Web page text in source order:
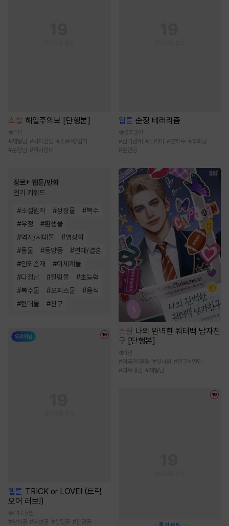
소설 해일주의보 [단행본]
1천
# 재벌남 #사차원남 #소유욕/집착
#순정남 #짝사랑녀
장르+ 웹툰/만화
인기 키워드
#소설원작 #성장물 #복수
#우정 #환생물
#역사/시대물 #영상화
#동물 #동양풍 #연애/결혼
#인외존재 #이세계물
#다정남 #힐링물 #초능력
#복수물 #오피스물 #음식
#현대물 #친구
웹툰 TRICK or LOVE! (트릭
오어 러브!)
117.5만
#상처공 # 재벌공 #삽질공 #잔망공
웹툰 순정 테러리즘
57.3만
#삼각관계 #드라마 #연하수 #후회공
#문란공
소설 나의 완벽한 쿼터백 남자친
구 [단행본]
1천
#외국인/혼혈 #첫사랑 #친구>연인
#외유내강 #재벌남